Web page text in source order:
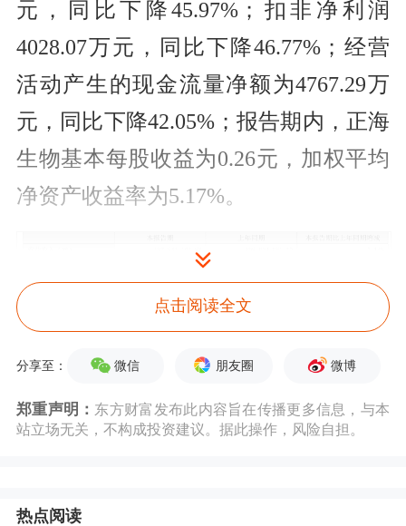
元，同比下降45.97%；扣非净利润
4028.07万元，同比下降46.77%；经营
活动产生的现金流量净额为4767.29万
元，同比下降42.05%；报告期内，正海
生物基本每股收益为0.26元，加权平均
净资产收益率为5.17%。
以8月4日收盘价计算，正海生物目前市
（LF）约4.88倍，市销率（TTM）约
点击阅读全文
分享至： 微信 朋友圈 微博
郑重声明： 东方财富发布此内容旨在传播更多信息，与本
站立场无关，不构成投资建议。据此操作，风险自担。
热点阅读